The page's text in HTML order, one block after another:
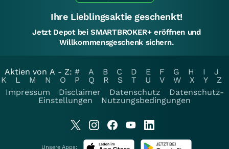
Ihre Lieblingsaktie geschenkt!
Jetzt Depot bei SMARTBROKER+ eröffnen und
Willkommensgeschenk sichern.
Aktien von A - Z: # A B C D E F G H I
J
K
L M N O P Q R S T U V W X Y
Z
Impressum
Disclaimer Datenschutz
Datenschutz-
Einstellungen
Nutzungsbedingungen
Unsere Apps: